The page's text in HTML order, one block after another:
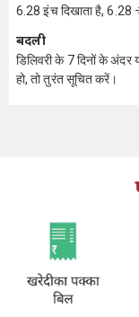
6.28 इंच दिखाता है, 6.28
बदली
डिलिवरी के 7 दिनों के अंदर
हो, तो तुरंत सूचित करें।